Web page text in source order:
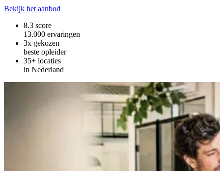
Bekijk het aanbod
8.3 score
13.000 ervaringen
3x gekozen
beste opleider
35+ locaties
in Nederland